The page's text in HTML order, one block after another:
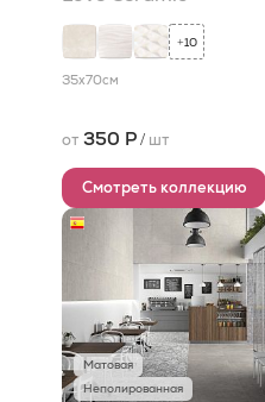
+10
35x70см
от 350 Р/ шт
Смотреть коллекцию
Матовая
Неполированная